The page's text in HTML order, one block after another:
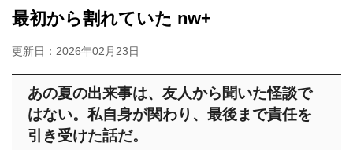
最初から割れていた nw+
更新日： 2026年02月23日
あの夏の出来事は、友人から聞いた怪談で
はない。私自身が関わり、最後まで責任を
引き受けた話だ。